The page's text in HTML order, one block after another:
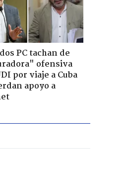
PC tachan de
ofensiva
por viaje a Cuba
apoyo a